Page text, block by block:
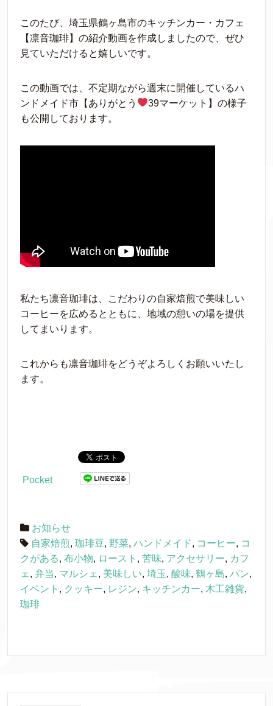
このたび、埼玉県鶴ヶ島市のキッチンカー・カフェ
【凛音珈琲】の紹介動画を作成しましたので、ぜひ
見ていただけると嬉しいです。
この動画では、不定期ながら週末に開催しているハ
ンドメイド市【ありがとう
39マーケット】の様子
も公開しております。
私たち凛音珈琲は、こだわりの自家焙煎で美味しい
コーヒーを広めるとともに、地域の憩いの場を提供
してまいります。
これからも凛音珈琲をどうぞよろしくお願いいたし
ます。
Pocket
お知らせ
自家焙煎, 珈琲豆, 野菜, ハンドメイド, コーヒー, コ
クがある, 布小物, ロースト , 苦味, アクセサリー, カフ
ェ , 弁当, マルシェ , 美味しい, 埼玉, 酸味, 鶴ヶ島, パン,
イベント , クッキー, レジン, キッチンカー, 木工雑貨,
珈琲